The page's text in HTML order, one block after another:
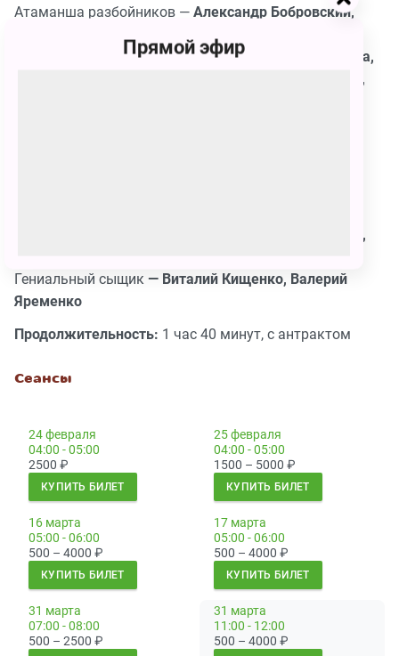
Атаманша разбойников — Александр Бобровский,
Екатерина Гусева, Дарья Таран
Разбойники, придворные дамы —Дарья Балабанова,
Анастасия Белова, Лили Болгашвили, Юлия Бурова,
Дмитрий Попов, Иван Расторгуев, Евгений Ратьков,
Гениальный сыщик — Виталий Кищенко, Валерий
Яременко
Продолжительность: 1 час 40 минут, с антрактом
Сеансы
24 февраля
04:00 - 05:00
2500 ₽
КУПИТЬ БИЛЕТ
25 февраля
04:00 - 05:00
1500 – 5000 ₽
КУПИТЬ БИЛЕТ
16 марта
05:00 - 06:00
500 – 4000 ₽
КУПИТЬ БИЛЕТ
17 марта
05:00 - 06:00
500 – 4000 ₽
КУПИТЬ БИЛЕТ
31 марта
07:00 - 08:00
500 – 2500 ₽
31 марта
11:00 - 12:00
500 – 4000 ₽
Прямой эфир